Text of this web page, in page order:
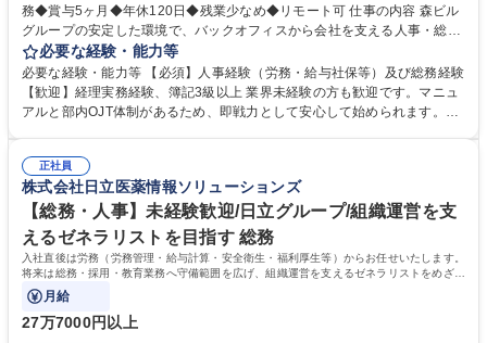
務◆賞与5ヶ月◆年休120日◆残業少なめ◆リモート可 仕事の内容 森ビル
グループの安定した環境で、バックオフィスから会社を支える人事・総務
をお任せします。 労務と総務の業務をバランスよく担当し、ゆくゆくは制
度改定などのコア業務にも挑戦できる、やりがいある環境です。 ■勤怠管
理、給与計算、社会保険手続き、年末調整等の労務管理全般 ■入退社手続
き、社内規定の改定や人事制度改定などのコア業務 ■社内イベントの企画
でも質問・相談できる環境が整っているため、安心して成長できます。 募
集職種 【森ビルG】人事・総務◆賞与5ヶ月◆年休120日◆残業少なめ◆
リモート可
必要な経験・能力等
必要な経験・能力等 【必須】人事経験（労務・給与社保等）及び総務経験
【歓迎】経理実務経験、簿記3級以上 業界未経験の方も歓迎です。マニュ
アルと部内OJT体制があるため、即戦力として安心して始められます。
務に挑戦できるため、自身の成長と組織への貢献度をダイレクトに実感で
きます。 残業少なめ、週1日リモート可など、ワークライフバランスを保
ち長期活躍できる環境です。 「これまでの幅広い経験を活かし、長期的な
キャリアを築きたい」という前向きな意欲と挑戦を全力で応援します。 学
歴・資格 学歴：大学院 大学 高専 短大 専修学校 高校 語学力： 資格：日商
簿記検定1級 日商簿記検定2級 日商簿記検定3級
正社員
株式会社日立医薬情報ソリューションズ
【総務・人事】未経験歓迎/日立グループ/組織運営を支
えるゼネラリストを目指す 総務
入社直後は労務（労務管理・給与計算・安全衛生・福利厚生等）からお任せいたします。
将来は総務・採用・教育業務へ守備範囲を広げ、組織運営を支えるゼネラリストをめざせ
ます。
月給
27万7000円以上